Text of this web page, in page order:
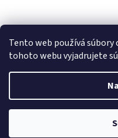
Tento web používá
tohoto webu vyjadrujete
Copyright 2026HABALA,